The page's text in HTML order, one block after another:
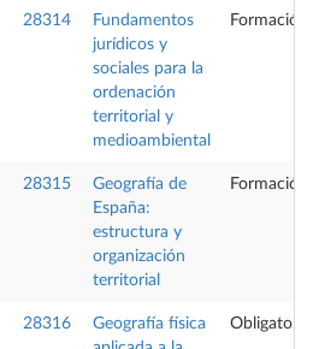
28314
Fundamentos
jurídicos y
sociales para la
ordenación
territorial y
medioambiental
Formación
28315
Geografía de
España:
estructura y
organización
territorial
Formación
28316
Geografía física
Obligatoria